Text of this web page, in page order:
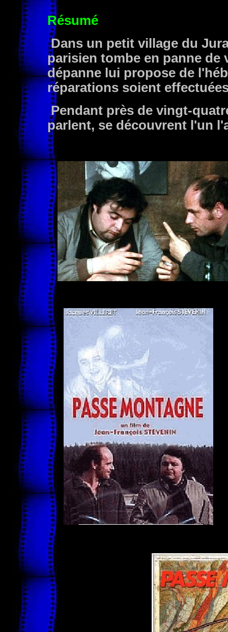
Résumé
Dans un petit village du
parisien tombe en panne de
dépanne lui propose de
réparations soient
Pendant près de vingt-
parlent, se découvrent l'un